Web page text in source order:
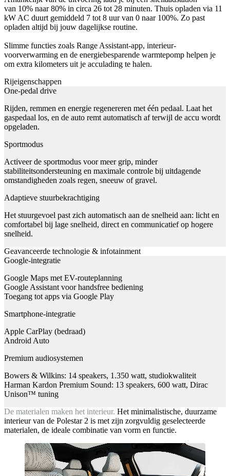
van 10% naar 80% in circa 26 tot 28 minuten. Thuis opladen via 11
kW AC duurt gemiddeld 7 tot 8 uur van 0 naar 100%. Zo past
opladen altijd bij jouw dagelijkse routine.
Slimme functies zoals Range Assistant-app, interieur-
voorverwarming en de energiebesparende warmtepomp helpen je
om extra kilometers uit je acculading te halen.
Rijeigenschappen
One-pedal drive
Rijden, remmen en energie regenereren met één pedaal. Laat het
gaspedaal los, en de auto remt automatisch af terwijl de accu wordt
opgeladen.
Sportmodus
Activeer de sportmodus voor meer grip, minder
stabiliteitsondersteuning en maximale controle bij uitdagende
omstandigheden zoals regen, sneeuw of gravel.
Adaptieve stuurbekrachtiging
Het stuurgevoel past zich automatisch aan de snelheid aan: licht en
comfortabel bij lage snelheid, direct en communicatief op hogere
snelheid.
Geavanceerde technologie & infotainment
Google-integratie
Google Maps met EV-routeplanning
Google Assistant voor handsfree bediening
Toegang tot apps via Google Play
Smartphone-integratie
Apple CarPlay (bedraad)
Android Auto
Premium audiosystemen
Bowers & Wilkins: 14 speakers, 1.350 watt, studiokwaliteit
Harman Kardon Premium Sound: 13 speakers, 600 watt, Dirac
Unison™ tuning
De materialen maken het interieur. Het minimalistische, duurzame
interieur van de Polestar 2 is met zijn zorgvuldig geselecteerde
materialen, de ideale combinatie van vorm en functie.